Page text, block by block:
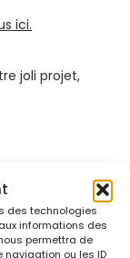
des technologies
informations des
permettra de
ou les ID
ici.
joli projet,